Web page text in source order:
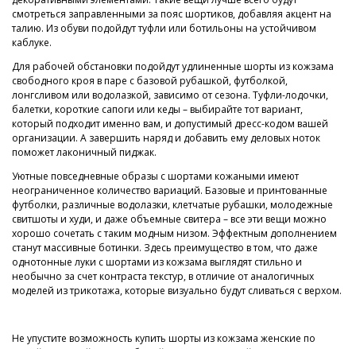
смотреться заправленными за пояс шортиков, добавляя акцент на
талию. Из обуви подойдут туфли или ботильоны на устойчивом
каблуке.
Для рабочей обстановки подойдут удлиненные шорты из кожзама
свободного кроя в паре с базовой рубашкой, футболкой,
лонгсливом или водолазкой, зависимо от сезона. Туфли-лодочки,
балетки, короткие сапоги или кеды – выбирайте тот вариант,
который подходит именно вам, и допустимый дресс-кодом вашей
организации. А завершить наряд и добавить ему деловых ноток
поможет лаконичный пиджак.
Уютные повседневные образы с шортами кожаными имеют
неограниченное количество вариаций. Базовые и принтованные
футболки, различные водолазки, клетчатые рубашки, молодежные
свитшоты и худи, и даже объемные свитера – все эти вещи можно
хорошо сочетать с таким модным низом. Эффектным дополнением
станут массивные ботинки. Здесь преимущество в том, что даже
однотонные луки с шортами из кожзама выглядят стильно и
необычно за счет контраста текстур, в отличие от аналогичных
моделей из трикотажа, которые визуально будут сливаться с верхом.
Не упустите возможность купить шорты из кожзама женские по